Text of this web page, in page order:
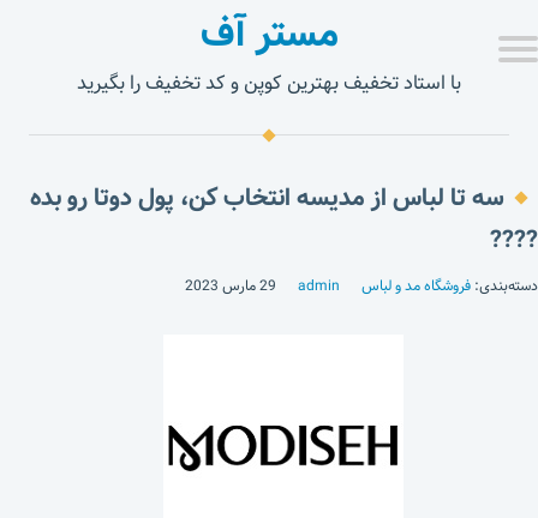
مستر آف
با استاد تخفیف بهترین کوپن و کد تخفیف را بگیرید
سه تا لباس از مدیسه انتخاب کن، پول دوتا رو بده
????
دسته‌بندی: فروشگاه مد و لباس admin 29 مارس 2023